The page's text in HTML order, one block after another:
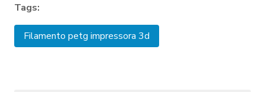
Tags:
Filamento petg impressora 3d